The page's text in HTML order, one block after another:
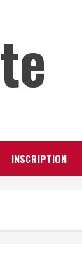
INSCRIPTION